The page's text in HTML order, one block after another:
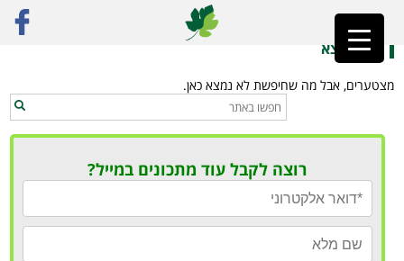
ראשי»אוכל תאילנדי טבעוני
לא נמצא
מצטערים, אבל מה שחיפשת לא נמצא כאן.
רוצה לקבל עוד מתכונים במייל?